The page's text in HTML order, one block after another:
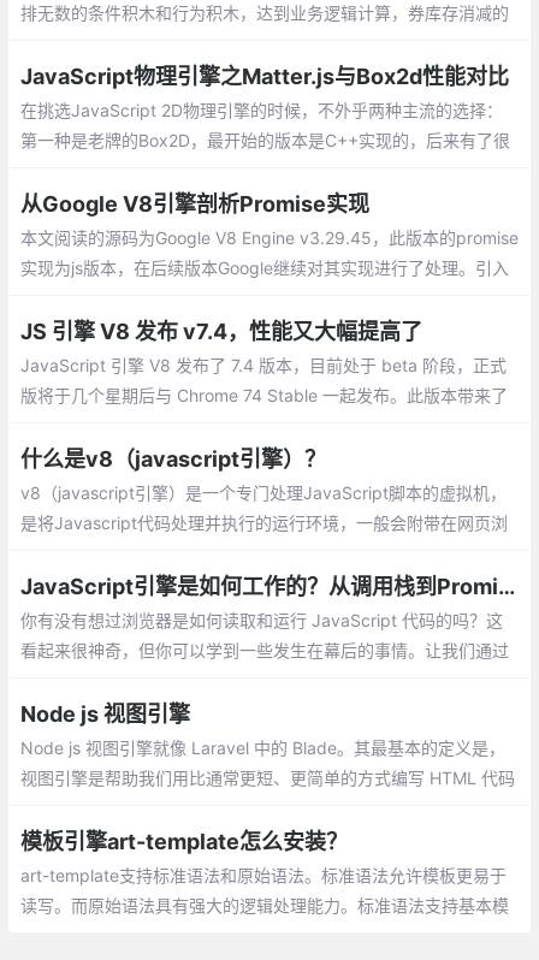
排无数的条件积木和行为积木，达到业务逻辑计算，券库存消减的
等信息编排和判断
JavaScript物理引擎之Matter.js与Box2d性能对比
在挑选JavaScript 2D物理引擎的时候，不外乎两种主流的选择：
第一种是老牌的Box2D，最开始的版本是C++实现的，后来有了很
tter-js比较轻量，API和文档都比较有友好。
从Google V8引擎剖析Promise实现
本文阅读的源码为Google V8 Engine v3.29.45，此版本的promise
实现为js版本，在后续版本Google继续对其实现进行了处理。引入
JS 引擎 V8 发布 v7.4，性能又大幅提高了
JavaScript 引擎 V8 发布了 7.4 版本，目前处于 beta 阶段，正式
版将于几个星期后与 Chrome 74 Stable 一起发布。此版本带来了
什么是v8（javascript引擎）？
v8（javascript引擎）是一个专门处理JavaScript脚本的虚拟机，
是将Javascript代码处理并执行的运行环境，一般会附带在网页浏
JavaScript引擎是如何工作的？从调用栈到Promise你需要知道的一切
你有没有想过浏览器是如何读取和运行 JavaScript 代码的吗？这
看起来很神奇，但你可以学到一些发生在幕后的事情。让我们通过
Node js 视图引擎
Node js 视图引擎就像 Laravel 中的 Blade。其最基本的定义是，
视图引擎是帮助我们用比通常更短、更简单的方式编写 HTML 代码
HTML
模板引擎art-template怎么安装？
art-template支持标准语法和原始语法。标准语法允许模板更易于
读写。而原始语法具有强大的逻辑处理能力。标准语法支持基本模